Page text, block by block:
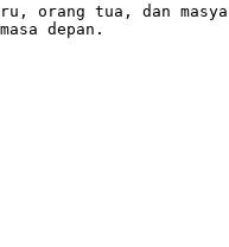
orang tua, dan
depan.